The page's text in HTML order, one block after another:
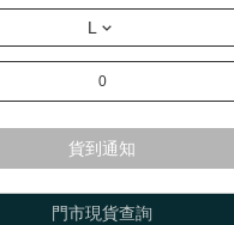
L
貨到通知
門市現貨查詢